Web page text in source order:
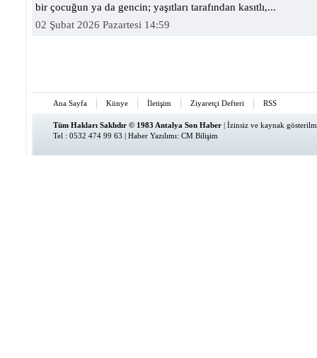
bir çocuğun ya da gencin; yaşıtları tarafından kasıtlı,...
02 Şubat 2026 Pazartesi 14:59
Ana Sayfa Künye İletişim Ziyaretçi Defteri RSS
Tüm Hakları Saklıdır © 1983 Antalya Son Haber | İzinsiz ve kaynak
Tel : 0532 474 99 63 | Haber Yazılımı: CM Bilişim